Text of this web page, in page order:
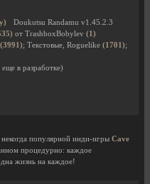
Doukutsu Randamu v1.45.2.3
от TrashboxBobylev (1)
(3991); Текстовые, Roguelike (1701);
в разработке)
популярной инди-игры Cave
процедурно: каждое
жизнь на каждое!